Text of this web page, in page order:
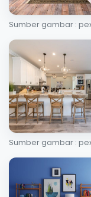
Sumber gambar :
Sumber gambar :